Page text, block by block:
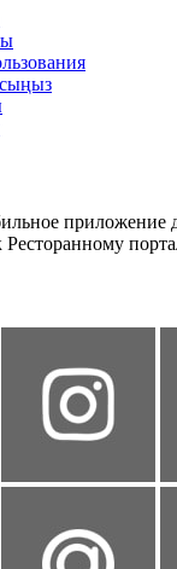
приложение
Ресторанному